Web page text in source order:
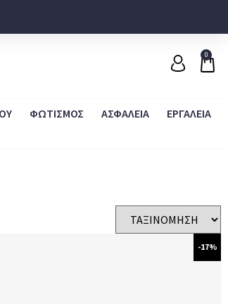
0
ΦΩΤΙΣΜΟΣ ΑΣΦΑΛΕΙΑ
ΕΡΓΑΛΕΙΑ
-17%